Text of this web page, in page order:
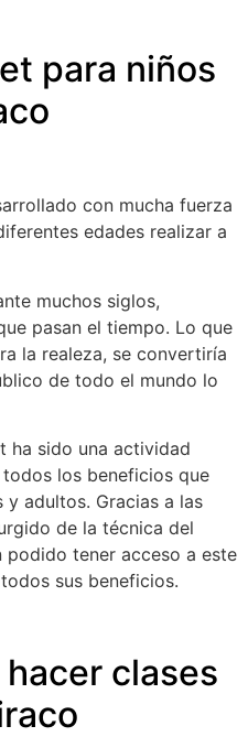
para niños
con mucha fuerza
edades realizar a
muchos siglos,
pasan el tiempo. Lo que
la realeza, se convertiría
de todo el mundo lo
ha sido una actividad
los beneficios que
adultos. Gracias a las
de la técnica del
podido tener acceso a este
sus beneficios.
clases